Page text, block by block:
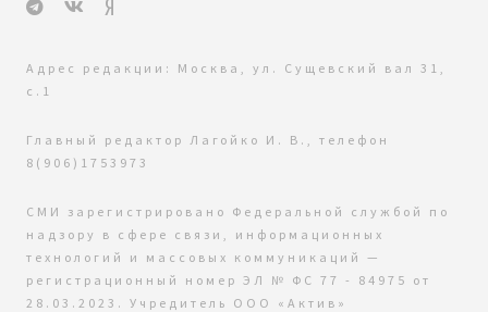
Адрес редакции: Москва, ул. Сущевский вал 31,
с.1
Главный редактор Лагойко И. В., телефон
8(906)1753973
СМИ зарегистрировано Федеральной службой по
надзору в сфере связи, информационных
технологий и массовых коммуникаций —
регистрационный номер ЭЛ № ФС 77 - 84975 от
28.03.2023. Учредитель ООО «Актив»